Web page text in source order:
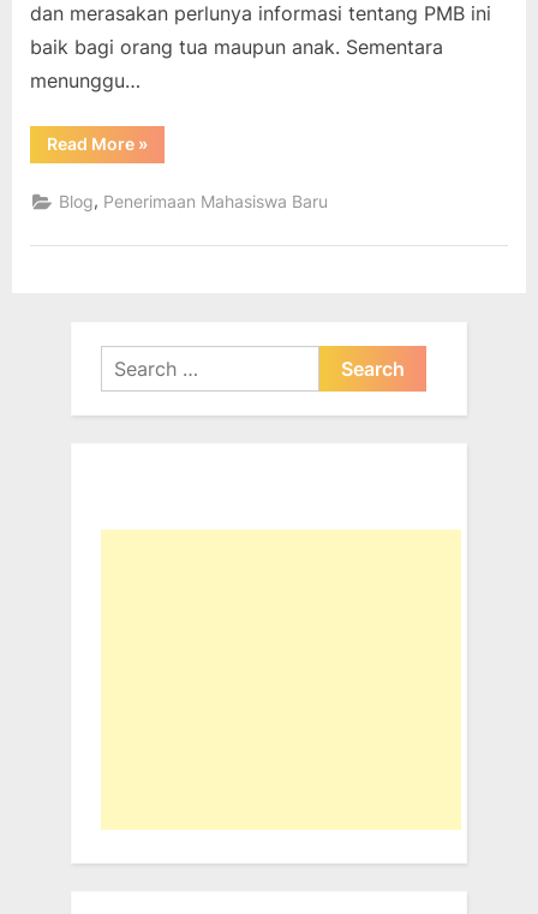
dan merasakan perlunya informasi tentang PMB ini
baik bagi orang tua maupun anak. Sementara
menunggu…
Read More“Penerimaan
Mahasiswa
2014”
»
Blog, Penerimaan Mahasiswa Baru
Search
for: